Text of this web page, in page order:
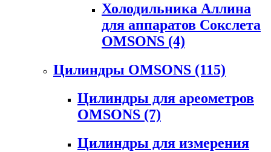
Холодильника Аллина
для аппаратов Сокслета
OMSONS (4)
Цилиндры OMSONS (115)
Цилиндры для ареометров
OMSONS (7)
Цилиндры для измерения